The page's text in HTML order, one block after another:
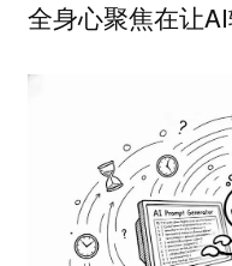
全身心聚焦在让AI